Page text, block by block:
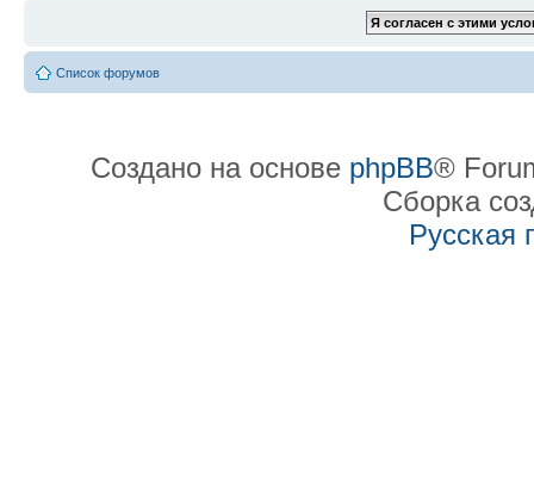
Список форумов
Создано на основе phpBB®
Сборка
Русская